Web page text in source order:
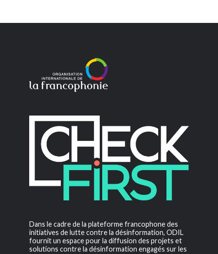
Dans le cadre de la plateforme francophone des
initiatives de lutte contre la désinformation, ODIL
fournit un espace pour la diffusion des projets et
solutions contre la désinformation engagés sur les